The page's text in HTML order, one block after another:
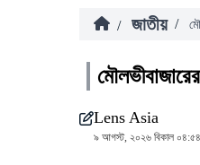
/ জাতীয় /
Lens Asia
৯ আগস্ট, ২০২৬ বিকাল ০৪:৫৪